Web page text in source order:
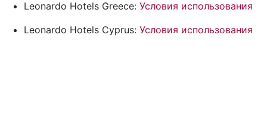
Leonardo Hotels Greece: Условия использования
Leonardo Hotels Cyprus: Условия использования